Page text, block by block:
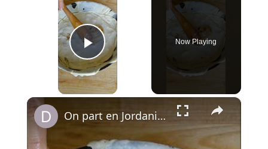
Play Video
Now Playing
×
On part en Jordanie avec El Makmoura, un grand plat de fête en couches de pâte maison